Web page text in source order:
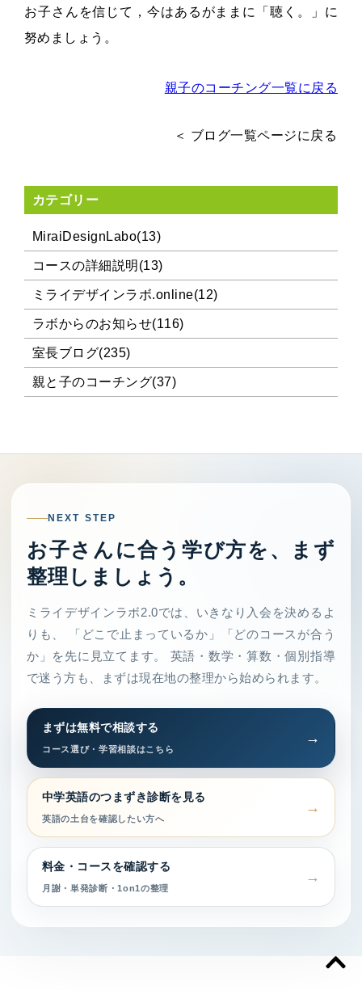
お子さんを信じて，今はあるがままに「聴く。」に
努めましょう。
親子のコーチング一覧に戻る
＜ ブログ一覧ページに戻る
カテゴリー
MiraiDesignLabo(13)
コースの詳細説明(13)
ミライデザインラボ.online(12)
ラボからのお知らせ(116)
室長ブログ(235)
親と子のコーチング(37)
NEXT STEP
お子さんに合う学び方を、まず
整理しましょう。
ミライデザインラボ2.0では、いきなり入会を決めるよ
りも、 「どこで止まっているか」「どのコースが合う
か」を先に見立てます。 英語・数学・算数・個別指導
で迷う方も、まずは現在地の整理から始められます。
まずは無料で相談する
コース選び・学習相談はこちら
中学英語のつまずき診断を見る
英語の土台を確認したい方へ
料金・コースを確認する
月謝・単発診断・1on1の整理